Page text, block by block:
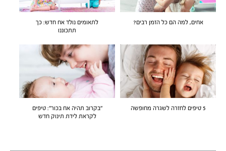
אחים, למה הם כל הזמן רבים?
לתאומים נולד אח חדש: כך
תתכוננו
5 טיפים לחזרה לשגרה מחופשה
"בקרוב תהיה אח בכור": טיפים
לקראת לידת תינוק חדש